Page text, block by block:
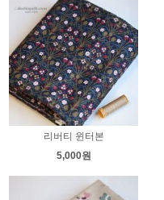
리버티 윈터본
5,000원